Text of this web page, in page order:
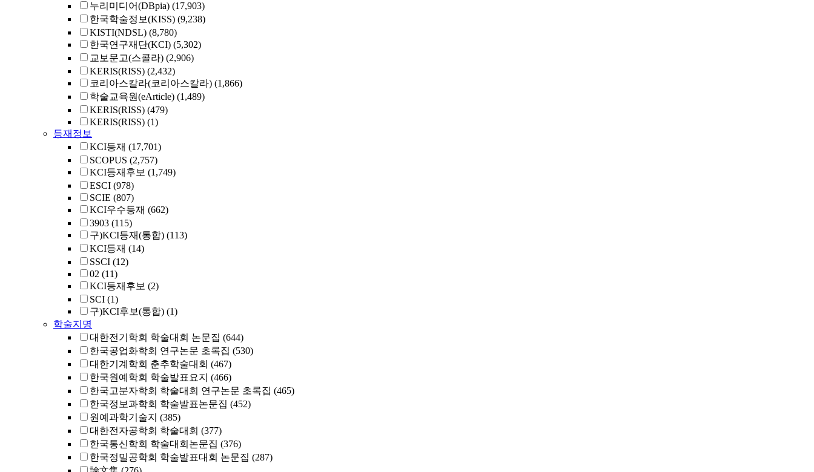
누리미디어(DBpia) (17,903)
한국학술정보(KISS) (9,238)
KISTI(NDSL) (8,780)
한국연구재단(KCI) (5,302)
교보문고(스콜라) (2,906)
KERIS(RISS) (2,432)
코리아스칼라(코리아스칼라) (1,866)
학술교육원(eArticle) (1,489)
KERIS(RISS) (479)
KERIS(RISS) (1)
등재정보
KCI등재 (17,701)
SCOPUS (2,757)
KCI등재후보 (1,749)
ESCI (978)
SCIE (807)
KCI우수등재 (662)
3903 (115)
구)KCI등재(통합) (113)
KCI등재 (14)
SSCI (12)
02 (11)
KCI등재후보 (2)
SCI (1)
구)KCI후보(통합) (1)
학술지명
대한전기학회 학술대회 논문집 (644)
한국공업화학회 연구논문 초록집 (530)
대한기계학회 춘추학술대회 (467)
한국원예학회 학술발표요지 (466)
한국고분자학회 학술대회 연구논문 초록집 (465)
한국정보과학회 학술발표논문집 (452)
원예과학기술지 (385)
대한전자공학회 학술대회 (377)
한국통신학회 학술대회논문집 (376)
한국정밀공학회 학술발표대회 논문집 (287)